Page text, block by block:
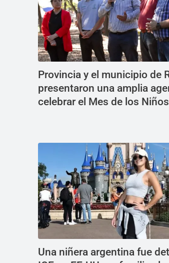
Provincia y el municipio de
presentaron una amplia
celebrar el Mes de los Niños
Una niñera argentina fue